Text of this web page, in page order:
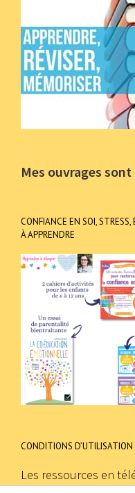
Mes ouvrages
CONFIANCE EN SOI,
À APPRENDRE
CONDITIONS D’UTILISATION
Les ressources en